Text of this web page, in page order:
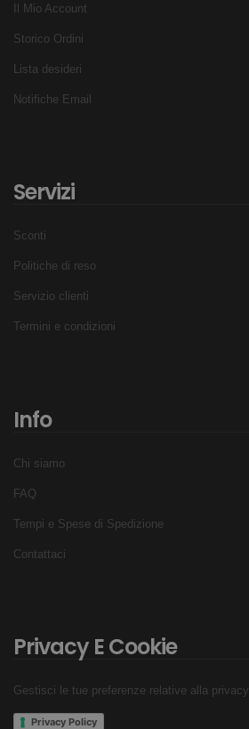
Il Mio Account
Storico Ordini
Lista desideri
Notifiche Email
Servizi
Sconti
Politiche di reso
Servizio clienti
Termini e condizioni
Info
Chi siamo
FAQ
Tempi e Spese di Spedizione
Contattaci
Privacy E Cookie
Gestisci le tue preferenze relative alla privacy
Privacy Policy